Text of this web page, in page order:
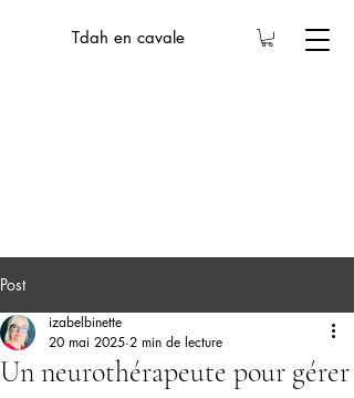
Tdah en cavale
Post
Un neurothérapeute pour gérer
izabelbinette
20 mai 2025 2 min de lecture